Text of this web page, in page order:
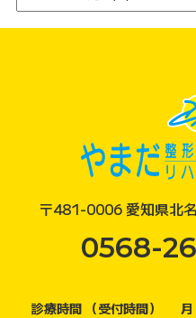
〒481-0006 愛知県北
0568-
診療時間 （受付時間） 月